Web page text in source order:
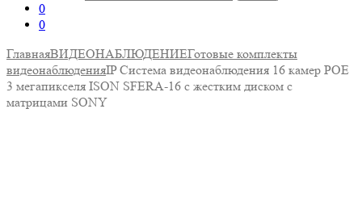
0
0
ГлавнаяВИДЕОНАБЛЮДЕНИЕГотовые комплекты
видеонаблюденияIP Система видеонаблюдения 16 камер POE
3 мегапикселя ISON SFERA-16 с жестким диском с
матрицами SONY